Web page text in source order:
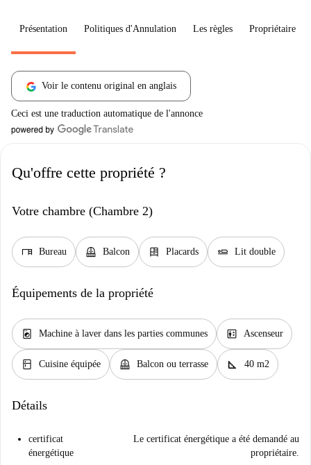
Présentation Politiques d'Annulation Les règles Propriétaire
Voir le contenu original en anglais
Ceci est une traduction automatique de l'annonce
Qu'offre cette propriété ?
Votre chambre (Chambre 2)
desk Bureau balcony Balcon dresser Placards airline_seat_flat Lit double
Équipements de la propriété
local_laundry_service Machine à laver dans les parties communes elevator Ascenseur
kitchen Cuisine équipée balcony Balcon ou terrasse square_foot 40 m2
Détails
certificat
énergétique
Le certificat énergétique a été demandé au
propriétaire.